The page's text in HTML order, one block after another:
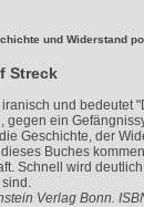
und Widerstand
Streck
iranisch und bedeutet
gegen ein
Geschichte, der
Buches
Schnell wird
Verlag Bonn.